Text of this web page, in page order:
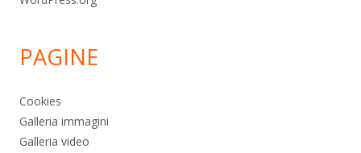
PAGINE
Cookies
Galleria immagini
Galleria video